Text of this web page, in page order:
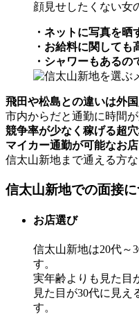
顔見せしたくない女
・ネットに写真を晒
・お給料に関しても
・シャワーもあるの
飛田や松島との違いは外
市内からだと通勤に時間
競争率が少なく稼げる超
マイカー通勤が可能なお店
信太山新地まで通える方
信太山新地での面接
お店選び
信太山新地は20代～
す。
実年齢よりも見た目
見た目が30代に見え
す。